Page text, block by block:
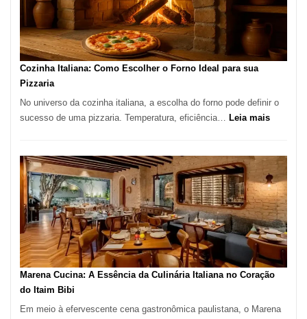
Comer?
Este
Portal
Isso
Cozinha Italiana: Como Escolher o Forno Ideal para sua
Pizzaria
No universo da cozinha italiana, a escolha do forno pode definir o
sucesso de uma pizzaria. Temperatura, eficiência… Leia mais:
Como
Escolher
o
Forno
Ideal
para
sua
Pizzaria
Marena Cucina: A Essência da Culinária Italiana no Coração
do Itaim Bibi
Em meio à efervescente cena gastronômica paulistana, o Marena